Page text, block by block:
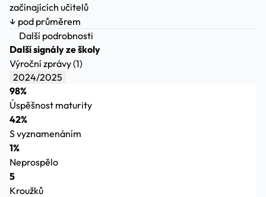
začínajících učitelů
↓ pod průměrem
Další podrobnosti
Další signály ze školy
Výroční zprávy (1)
2024/2025
98%
Úspěšnost maturity
42%
S vyznamenáním
1%
Neprospělo
5
Kroužků